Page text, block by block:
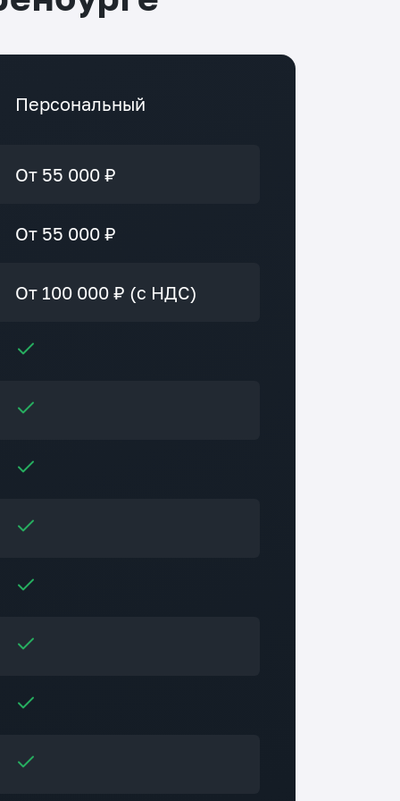
Персональный
От 55 000 ₽
От 55 000 ₽
От 100 000 ₽ (с НДС)